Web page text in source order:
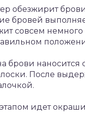
обезжирит
бровей
совсем немного
брови
После
идет